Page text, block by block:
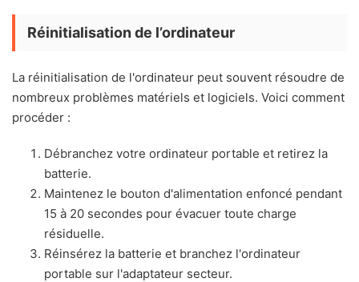
Réinitialisation de l’ordinateur
La réinitialisation de l'ordinateur peut souvent résoudre de
nombreux problèmes matériels et logiciels. Voici comment
procéder :
Débranchez votre ordinateur portable et retirez la
batterie.
Maintenez le bouton d'alimentation enfoncé pendant
15 à 20 secondes pour évacuer toute charge
résiduelle.
Réinsérez la batterie et branchez l'ordinateur
portable sur l'adaptateur secteur.